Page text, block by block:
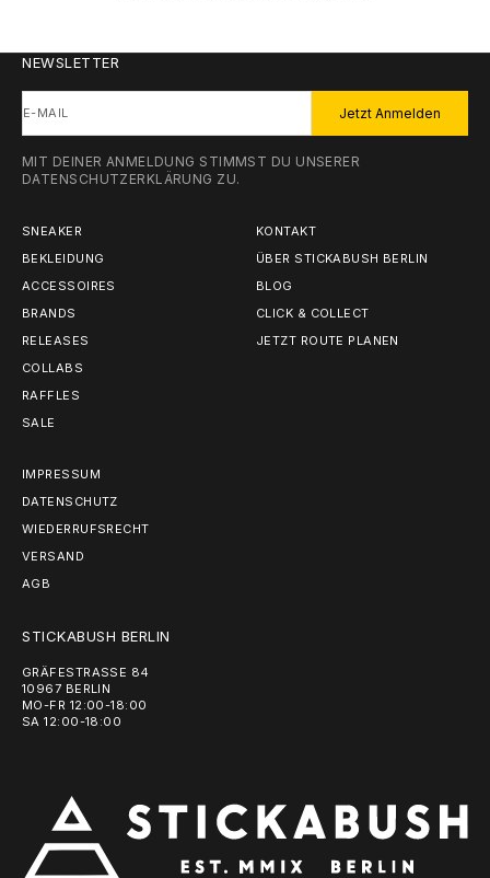
NEWSLETTER
E-MAIL Jetzt Anmelden
MIT DEINER ANMELDUNG STIMMST DU UNSERER
DATENSCHUTZERKLÄRUNG ZU.
SNEAKER
BEKLEIDUNG
ACCESSOIRES
BRANDS
RELEASES
COLLABS
RAFFLES
SALE
KONTAKT
ÜBER STICKABUSH BERLIN
BLOG
CLICK & COLLECT
JETZT ROUTE PLANEN
IMPRESSUM
DATENSCHUTZ
WIEDERRUFSRECHT
VERSAND
AGB
STICKABUSH BERLIN
GRÄFESTRASSE 84
10967 BERLIN
MO-FR 12:00-18:00
SA 12:00-18:00